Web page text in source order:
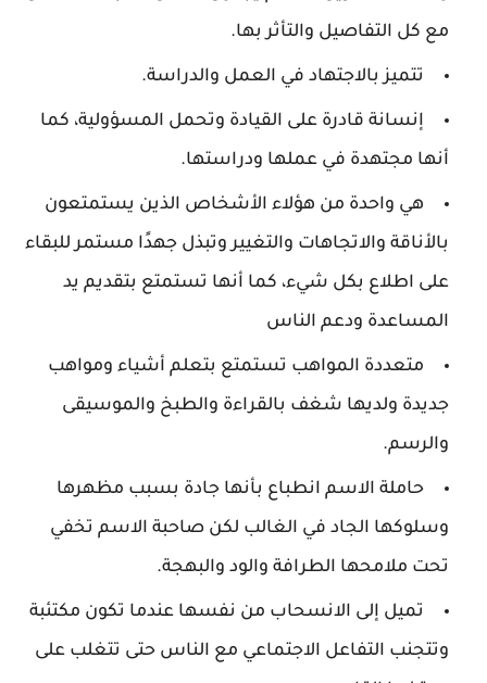
مع كل التفاصيل والتأثر بها.
تتميز بالاجتهاد في العمل والدراسة.
إنسانة قادرة على القيادة وتحمل المسؤولية، كما
أنها مجتهدة في عملها ودراستها.
هي واحدة من هؤلاء الأشخاص الذين يستمتعون
بالأناقة والاتجاهات والتغيير وتبذل جهدًا مستمر للبقاء
على اطلاع بكل شيء، كما أنها تستمتع بتقديم يد
المساعدة ودعم الناس
متعددة المواهب تستمتع بتعلم أشياء ومواهب
جديدة ولديها شغف بالقراءة والطبخ والموسيقى
والرسم.
حاملة الاسم انطباع بأنها جادة بسبب مظهرها
وسلوكها الجاد في الغالب لكن صاحبة الاسم تخفي
تحت ملامحها الطرافة والود والبهجة.
تميل إلى الانسحاب من نفسها عندما تكون مكتئبة
وتتجنب التفاعل الاجتماعي مع الناس حتى تتغلب على